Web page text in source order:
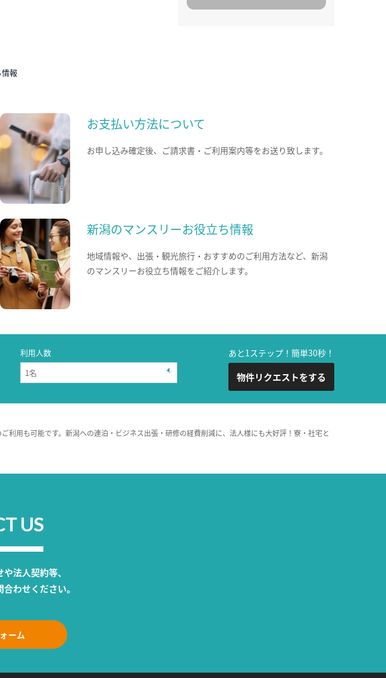
報
お支払い方法について
お申し込み確定後、ご請求書・ご利用案内等をお送り致します。
新潟のマンスリーお役立ち情報
地域情報や、出張・観光旅行・おすすめのご利用方法など、新潟
のマンスリーお役立ち情報をご紹介します。
利用人数 あと1ステップ！簡単30秒！
物件リクエストをする
用も可能です。新潟への連泊・ビジネス出張・研修の経費削減に、法人様にも大好評！寮・社宅と
US
法人契約等、
わせください。
ーム